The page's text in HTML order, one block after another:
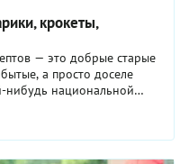
крокеты,
— это добрые старые
а просто доселе
нибудь национальной
рецептами
называют сырные
же взялись эти